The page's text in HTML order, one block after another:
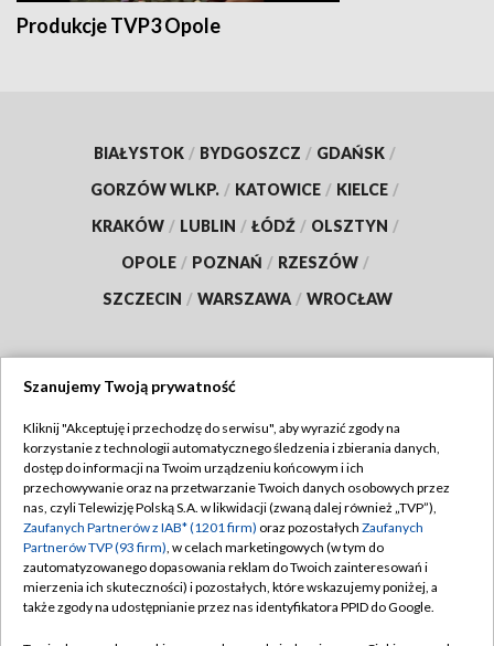
Produkcje TVP3 Opole
BIAŁYSTOK / BYDGOSZCZ / GDAŃSK /
GORZÓW WLKP. / KATOWICE / KIELCE /
KRAKÓW / LUBLIN / ŁÓDŹ / OLSZTYN /
OPOLE / POZNAŃ / RZESZÓW /
SZCZECIN / WARSZAWA / WROCŁAW
TVP
Abonament TVP
Emisja w TVP
Centrum informacji TVP
Naziemna Telewizja Cyfrowa
Regulamin TVP
Polityka prywatności
Moje zgody
Pomoc
Szanujemy Twoją prywatność
Kliknij "Akceptuję i przechodzę do serwisu", aby wyrazić zgody na
korzystanie z technologii automatycznego śledzenia i zbierania danych,
dostęp do informacji na Twoim urządzeniu końcowym i ich
przechowywanie oraz na przetwarzanie Twoich danych osobowych przez
nas, czyli Telewizję Polską S.A. w likwidacji (zwaną dalej również „TVP”),
Zaufanych Partnerów z IAB* (1201 firm) oraz pozostałych Zaufanych
Partnerów TVP (93 firm), w celach marketingowych (w tym do
zautomatyzowanego dopasowania reklam do Twoich zainteresowań i
mierzenia ich skuteczności) i pozostałych, które wskazujemy poniżej, a
także zgody na udostępnianie przez nas identyfikatora PPID do Google.